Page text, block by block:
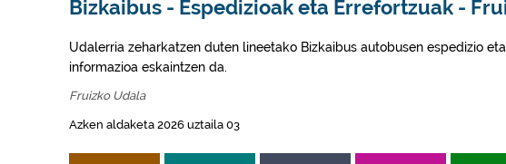
Bizkaibus - Espedizioak eta Errefortzuak -
Udalerria zeharkatzen duten lineetako Bizkaibus autobusen espedizio
informazioa eskaintzen da.
Fruizko Udala
Azken aldaketa 2026 uztaila 03